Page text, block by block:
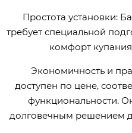
Простота установки:
требует специальной
комфорт купания
Экономичность и
доступен по цене,
функциональности.
долговечным решением